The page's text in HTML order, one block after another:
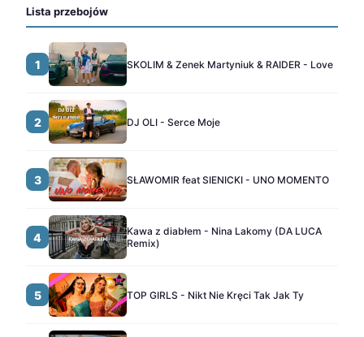
Lista przebojów
1 SKOLIM & Zenek Martyniuk & RAIDER - Love
2 DJ OLI - Serce Moje
3 SŁAWOMIR feat SIENICKI - UNO MOMENTO
4
Kawa z diabłem - Nina Lakomy (DA LUCA
Remix)
5 TOP GIRLS - Nikt Nie Kręci Tak Jak Ty